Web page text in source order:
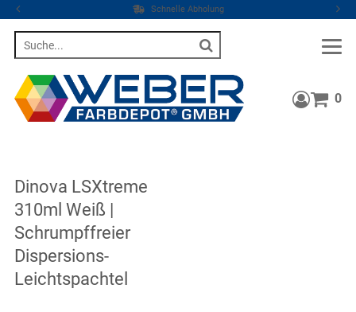
Schnelle Abholung
0
Dinova LSXtreme
310ml Weiß |
Schrumpffreier
Dispersions-
Leichtspachtel